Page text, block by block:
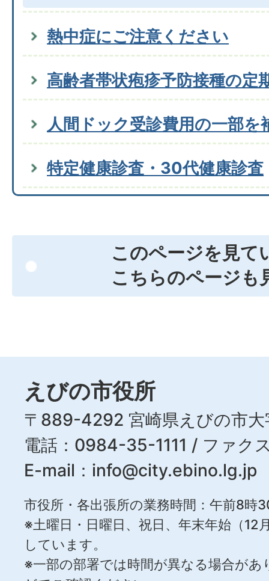
熱中症にご注意ください
高齢者帯状疱疹予防接種の定
人間ドック受診費用の一部を
特定健康診査・30代健康診査
このページを見て
こちらのページも
えびの市役所
〒889-4292 宮崎県えびの市大
電話：0984-35-1111 / ファ
E-mail： info@city.ebino.lg.jp
市役所・各出張所の業務時間：午前8時
※土曜日・日曜日、祝日、年末年始（12
しています。
※一部の部署では時間が異なる場合が